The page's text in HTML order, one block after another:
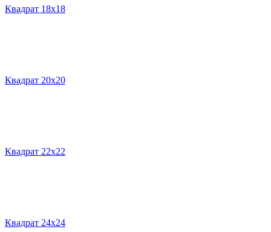
Квадрат 18х18
Квадрат 20х20
Квадрат 22х22
Квадрат 24х24